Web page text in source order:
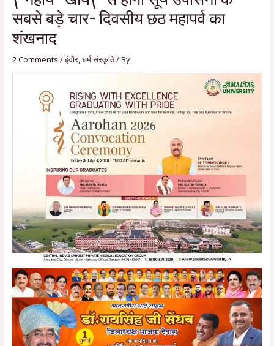
सबसे बड़े चार- दिवसीय छठ महापर्व का
शंखनाद
2 Comments /इंदौर,धर्म संस्कृति/ By